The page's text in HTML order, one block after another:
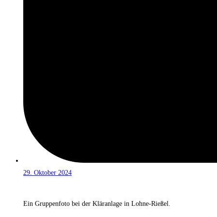
29. Oktober 2024
Ein Gruppenfoto bei der Kläranlage in Lohne-Rießel.